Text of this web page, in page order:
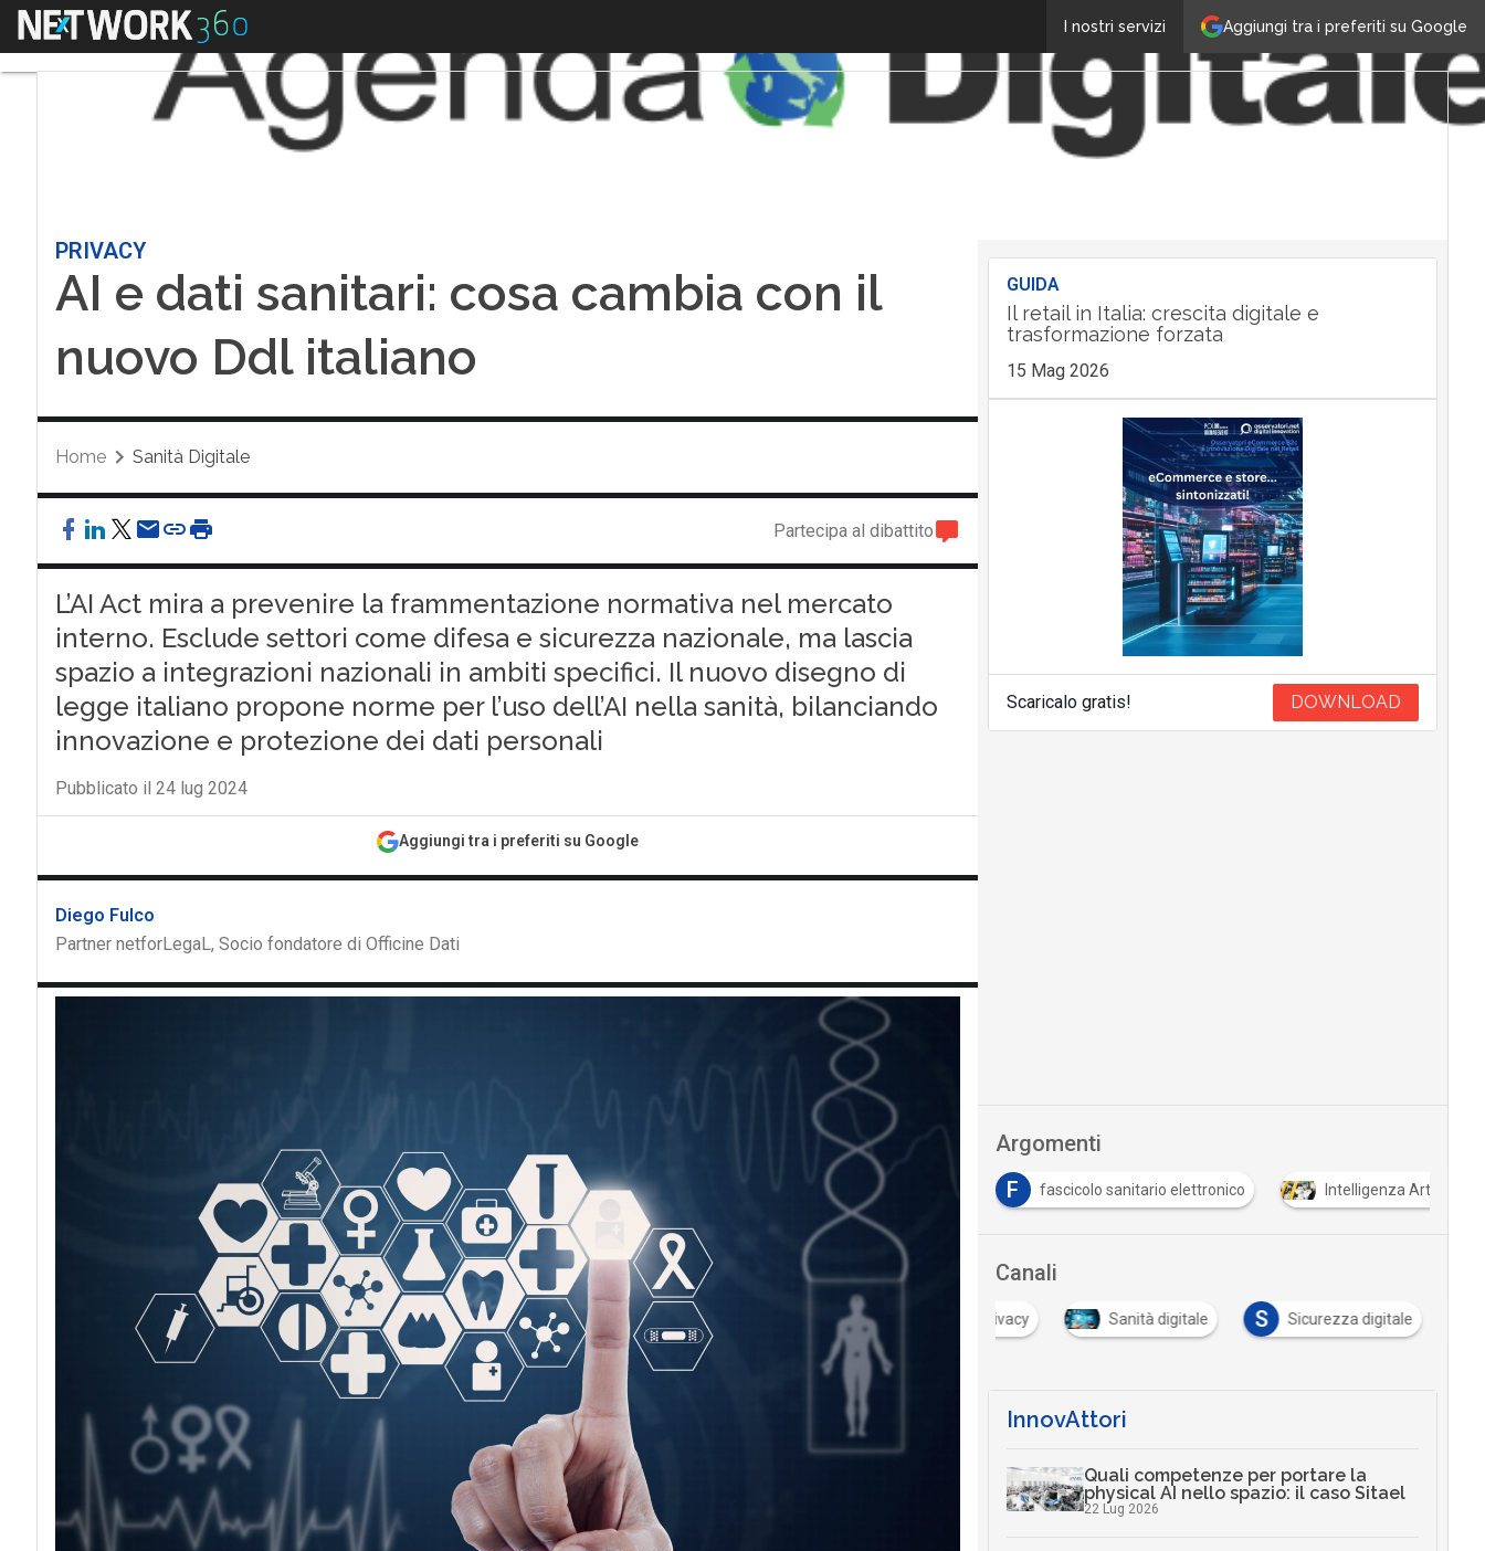
Aggiungi tra i preferiti su Google
I nostri servizi
Menu
PRIVACY
AI e dati sanitari: cosa cambia con il
nuovo Ddl italiano
Home Sanità Digitale
Partecipa al dibattito
L’AI Act mira a prevenire la frammentazione normativa nel mercato
interno. Esclude settori come difesa e sicurezza nazionale, ma lascia
spazio a integrazioni nazionali in ambiti specifici. Il nuovo disegno di
legge italiano propone norme per l’uso dell’AI nella sanità, bilanciando
innovazione e protezione dei dati personali
Pubblicato il 24 lug 2024
Aggiungi tra i preferiti su Google
Diego Fulco
Partner netforLegaL, Socio fondatore di Officine Dati
GUIDA
Il retail in Italia: crescita digitale e
trasformazione forzata
15 Mag 2026
Scaricalo gratis! DOWNLOAD
Argomenti
dati personali fascicolo sanitario elettronico Intelligenza Artificiale PNRR T Tutto su
Canali
Privacy Sanità digitale S Sicurezza digitale
InnovAttori
Quali competenze per portare la
physical AI nello spazio: il caso Sitael
22 Lug 2026